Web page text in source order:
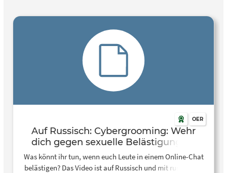
OER
Auf Russisch: Cybergrooming: Wehr
dich gegen sexuelle Belästigung im
Netz!
Was könnt ihr tun, wenn euch Leute in einem Online-Chat
belästigen? Das Video ist auf Russisch und mit russischen